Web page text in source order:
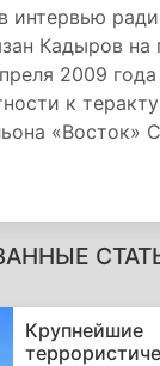
интервью
Кадыров на
2009
к
«Восток»
Крупнейшие